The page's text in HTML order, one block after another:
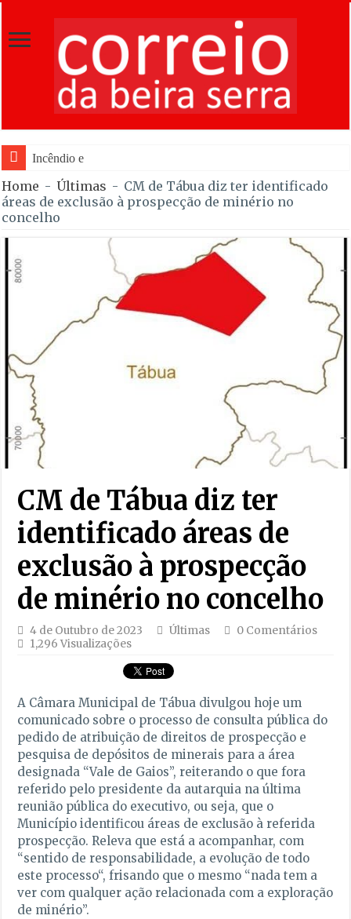
Incêndio em Fornos de Algodres
Home - Últimas - CM de Tábua diz ter identificado
áreas de exclusão à prospecção de minério no
concelho
CM de Tábua diz ter
identificado áreas de
exclusão à prospecção
de minério no concelho
4 de Outubro de 2023 Últimas
0 Comentários
1,296 Visualizações
A Câmara Municipal de Tábua divulgou hoje um
comunicado sobre o processo de consulta pública do
pedido de atribuição de direitos de prospecção e
pesquisa de depósitos de minerais para a área
designada “Vale de Gaios”, reiterando o que fora
referido pelo presidente da autarquia na última
reunião pública do executivo, ou seja, que o
Município identificou áreas de exclusão à referida
prospecção. Releva que está a acompanhar, com
“sentido de responsabilidade, a evolução de todo
este processo“, frisando que o mesmo “nada tem a
ver com qualquer ação relacionada com a exploração
de minério”.